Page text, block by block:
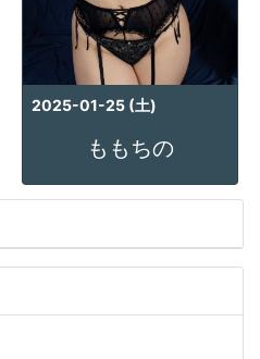
2025-01-25 (土)
ももちの